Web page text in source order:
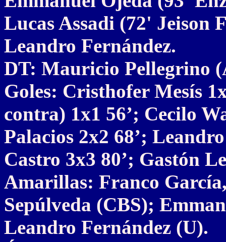
Lucas Assadi (72' Jeison
Leandro Fernández.
DT: Mauricio Pellegrino
Goles: Cristhofer Mesís
contra) 1x1 56’; Cecilo
Palacios 2x2 68’;
Castro 3x3 80’; Gastón
Amarillas: Franco
Sepúlveda (CBS);
Leandro Fernández (U).